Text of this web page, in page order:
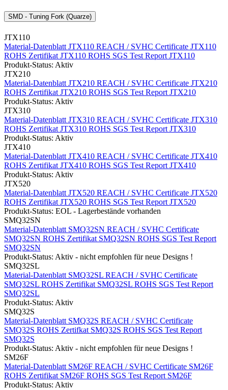
SMD - Tuning Fork (Quarze)
JTX110
Material-Datenblatt JTX110 REACH / SVHC Certificate JTX110
ROHS Zertifikat JTX110 ROHS SGS Test Report JTX110
Produkt-Status: Aktiv
JTX210
Material-Datenblatt JTX210 REACH / SVHC Certificate JTX210
ROHS Zertifikat JTX210 ROHS SGS Test Report JTX210
Produkt-Status: Aktiv
JTX310
Material-Datenblatt JTX310 REACH / SVHC Certificate JTX310
ROHS Zertifikat JTX310 ROHS SGS Test Report JTX310
Produkt-Status: Aktiv
JTX410
Material-Datenblatt JTX410 REACH / SVHC Certificate JTX410
ROHS Zertifikat JTX410 ROHS SGS Test Report JTX410
Produkt-Status: Aktiv
JTX520
Material-Datenblatt JTX520 REACH / SVHC Certificate JTX520
ROHS Zertifikat JTX520 ROHS SGS Test Report JTX520
Produkt-Status: EOL - Lagerbestände vorhanden
SMQ32SN
Material-Datenblatt SMQ32SN REACH / SVHC Certificate
SMQ32SN ROHS Zertifikat SMQ32SN ROHS SGS Test Report
SMQ32SN
Produkt-Status: Aktiv - nicht empfohlen für neue Designs !
SMQ32SL
Material-Datenblatt SMQ32SL REACH / SVHC Certificate
SMQ32SL ROHS Zertifikat SMQ32SL ROHS SGS Test Report
SMQ32SL
Produkt-Status: Aktiv
SMQ32S
Material-Datenblatt SMQ32S REACH / SVHC Certificate
SMQ32S ROHS Zertifkat SMQ32S ROHS SGS Test Report
SMQ32S
Produkt-Status: Aktiv - nicht empfohlen für neue Designs !
SM26F
Material-Datenblatt SM26F REACH / SVHC Certificate SM26F
ROHS Zertifikat SM26F ROHS SGS Test Report SM26F
Produkt-Status: Aktiv